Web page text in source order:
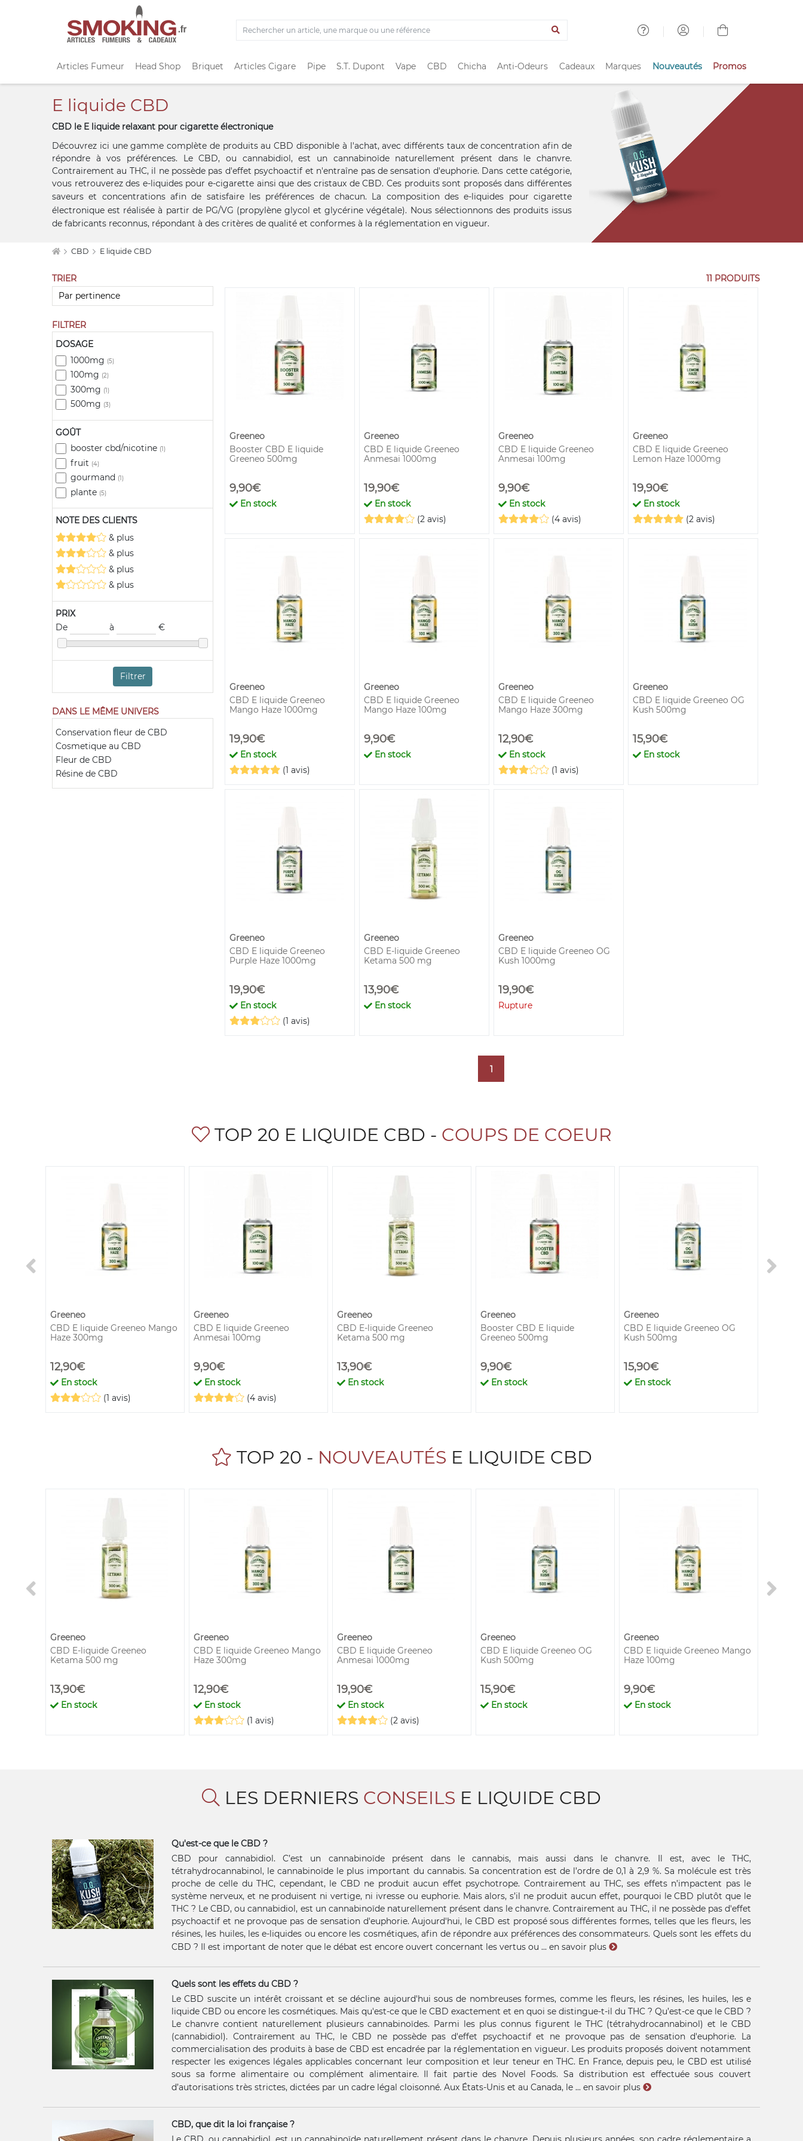
Articles Fumeur Head Shop Briquet Articles Cigare Pipe S.T. Dupont Vape CBD Chicha Anti-Odeurs Cadeaux Marques Nouveautés Promos
E liquide CBD
CBD le E liquide relaxant pour cigarette électronique
Découvrez ici une gamme complète de produits au CBD disponible à l'achat, avec différents taux de concentration afin de
répondre à vos préférences. Le CBD, ou cannabidiol, est un cannabinoïde naturellement présent dans le chanvre.
Contrairement au THC, il ne possède pas d'effet psychoactif et n'entraîne pas de sensation d'euphorie. Dans cette catégorie,
vous retrouverez des e-liquides pour e-cigarette ainsi que des cristaux de CBD. Ces produits sont proposés dans différentes
saveurs et concentrations afin de satisfaire les préférences de chacun. La composition des e-liquides pour cigarette
électronique est réalisée à partir de PG/VG (propylène glycol et glycérine végétale). Nous sélectionnons des produits issus
de fabricants reconnus, répondant à des critères de qualité et conformes à la réglementation en vigueur.
CBD E liquide CBD
TRIER
FILTRER
DOSAGE
1000mg (5)
100mg (2)
300mg (1)
500mg (3)
GOÛT
booster cbd/nicotine (1)
fruit (4)
gourmand (1)
plante (5)
NOTE DES CLIENTS
& plus
& plus
& plus
& plus
PRIX
De
à €
Filtrer
DANS LE MÊME UNIVERS
Conservation fleur de CBD
Cosmetique au CBD
Fleur de CBD
Résine de CBD
11 PRODUITS
Greeneo
Booster CBD E liquide
Greeneo 500mg
9,90€
En stock
Greeneo
CBD E liquide Greeneo
Anmesai 1000mg
19,90€
En stock
(2 avis)
Greeneo
CBD E liquide Greeneo
Anmesai 100mg
9,90€
En stock
(4 avis)
Greeneo
CBD E liquide Greeneo
Lemon Haze 1000mg
19,90€
En stock
(2 avis)
Greeneo
CBD E liquide Greeneo
Mango Haze 1000mg
19,90€
En stock
(1 avis)
Greeneo
CBD E liquide Greeneo
Mango Haze 100mg
9,90€
En stock
Greeneo
CBD E liquide Greeneo
Mango Haze 300mg
12,90€
En stock
(1 avis)
Greeneo
CBD E liquide Greeneo OG
Kush 500mg
15,90€
En stock
Greeneo
CBD E liquide Greeneo
Purple Haze 1000mg
19,90€
En stock
(1 avis)
Greeneo
CBD E-liquide Greeneo
Ketama 500 mg
13,90€
En stock
Greeneo
CBD E liquide Greeneo OG
Kush 1000mg
19,90€
Rupture
1
TOP 20 E LIQUIDE CBD - COUPS DE COEUR
Greeneo
CBD E liquide Greeneo Mango
Haze 300mg
12,90€
En stock
(1 avis)
Greeneo
CBD E liquide Greeneo
Anmesai 100mg
9,90€
En stock
(4 avis)
Greeneo
CBD E-liquide Greeneo
Ketama 500 mg
13,90€
En stock
Greeneo
Booster CBD E liquide
Greeneo 500mg
9,90€
En stock
Greeneo
CBD E liquide Greeneo OG
Kush 500mg
15,90€
En stock
TOP 20 - NOUVEAUTÉS E LIQUIDE CBD
Greeneo
CBD E-liquide Greeneo
Ketama 500 mg
13,90€
En stock
Greeneo
CBD E liquide Greeneo Mango
Haze 300mg
12,90€
En stock
(1 avis)
Greeneo
CBD E liquide Greeneo
Anmesai 1000mg
19,90€
En stock
(2 avis)
Greeneo
CBD E liquide Greeneo OG
Kush 500mg
15,90€
En stock
Greeneo
CBD E liquide Greeneo Mango
Haze 100mg
9,90€
En stock
LES DERNIERS CONSEILS E LIQUIDE CBD
Qu'est-ce que le CBD ?
CBD pour cannabidiol. C’est un cannabinoïde présent dans le cannabis, mais aussi dans le chanvre. Il est, avec le THC,
tétrahydrocannabinol, le cannabinoïde le plus important du cannabis. Sa concentration est de l’ordre de 0,1 à 2,9 %. Sa molécule est très
proche de celle du THC, cependant, le CBD ne produit aucun effet psychotrope. Contrairement au THC, ses effets n’impactent pas le
système nerveux, et ne produisent ni vertige, ni ivresse ou euphorie. Mais alors, s’il ne produit aucun effet, pourquoi le CBD plutôt que le
THC ? Le CBD, ou cannabidiol, est un cannabinoïde naturellement présent dans le chanvre. Contrairement au THC, il ne possède pas d'effet
psychoactif et ne provoque pas de sensation d'euphorie. Aujourd'hui, le CBD est proposé sous différentes formes, telles que les fleurs, les
résines, les huiles, les e-liquides ou encore les cosmétiques, afin de répondre aux préférences des consommateurs. Quels sont les effets du
CBD ? Il est important de noter que le débat est encore ouvert concernant les vertus ou ... en savoir plus
Quels sont les effets du CBD ?
Le CBD suscite un intérêt croissant et se décline aujourd'hui sous de nombreuses formes, comme les fleurs, les résines, les huiles, les e
liquide CBD ou encore les cosmétiques. Mais qu'est-ce que le CBD exactement et en quoi se distingue-t-il du THC ? Qu’est-ce que le CBD ?
Le chanvre contient naturellement plusieurs cannabinoïdes. Parmi les plus connus figurent le THC (tétrahydrocannabinol) et le CBD
(cannabidiol). Contrairement au THC, le CBD ne possède pas d'effet psychoactif et ne provoque pas de sensation d'euphorie. La
commercialisation des produits à base de CBD est encadrée par la réglementation en vigueur. Les produits proposés doivent notamment
respecter les exigences légales applicables concernant leur composition et leur teneur en THC. En France, depuis peu, le CBD est utilisé
sous sa forme alimentaire ou complément alimentaire. Il fait partie des Novel Foods. Sa distribution est effectuée sous couvert
d’autorisations très strictes, dictées par un cadre légal cloisonné. Aux États-Unis et au Canada, le ... en savoir plus
CBD, que dit la loi française ?